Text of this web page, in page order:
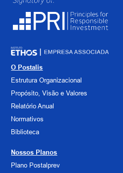
O Postalis
Estrutura Organizacional
Propósito, Visão e Valores
Relatório Anual
Normativos
Biblioteca
Nossos Planos
Plano Postalprev